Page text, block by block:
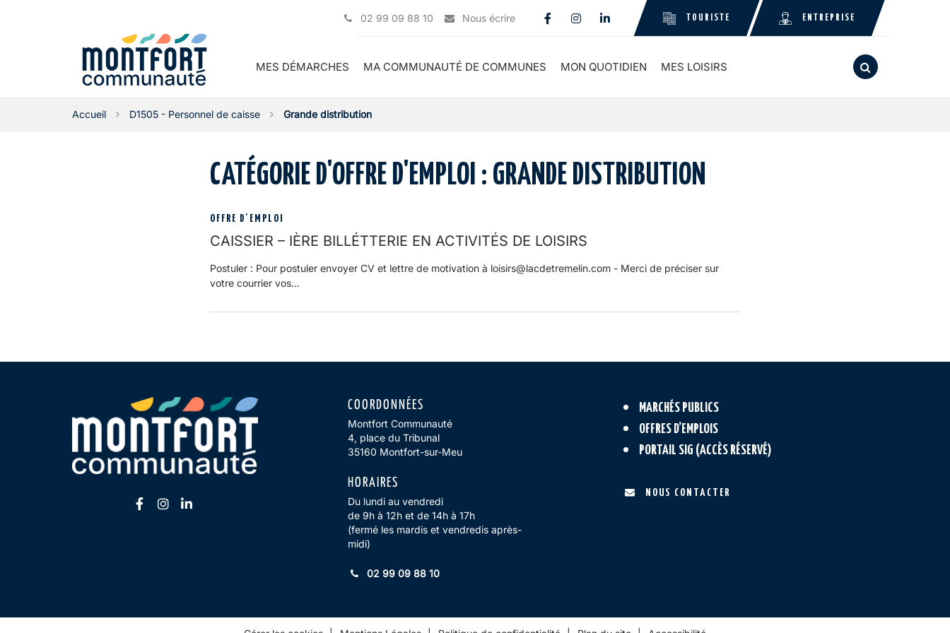
02 99 09 88 10 Nous écrire
Lien vers le compte Facebook
Lien vers le compte Instagram
Lien vers le compte Linkedin
TOURISTE ENTREPRISE
MES DÉMARCHES MA COMMUNAUTÉ DE COMMUNES MON QUOTIDIEN MES LOISIRS RECHERCHE
Accueil D1505 - Personnel de caisse Grande distribution
CATÉGORIE D'OFFRE D'EMPLOI : GRANDE DISTRIBUTION
OFFRE D'EMPLOI
CAISSIER – IÈRE BILLÉTTERIE EN ACTIVITÉS DE LOISIRS
Postuler : Pour postuler envoyer CV et lettre de motivation à loisirs@lacdetremelin.com - Merci de préciser sur
votre courrier vos...
Lien vers le compte Facebook
Lien vers le compte Instagram
Lien vers le compte Linkedin
COORDONNÉES
Montfort Communauté
4, place du Tribunal
35160 Montfort-sur-Meu
HORAIRES
Du lundi au vendredi
de 9h à 12h et de 14h à 17h
(fermé les mardis et vendredis après-
midi)
02 99 09 88 10
MARCHÉS PUBLICS
OFFRES D’EMPLOIS
PORTAIL SIG (ACCÈS RÉSERVÉ)
NOUS CONTACTER